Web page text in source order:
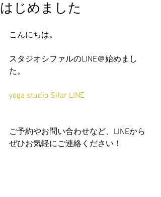
はじめました
こんにちは。
スタジオシファルのLINE＠始めまし
た。
yoga studio Sifar LINE
ご予約やお問い合わせなど、LINEから
ぜひお気軽にご連絡ください！